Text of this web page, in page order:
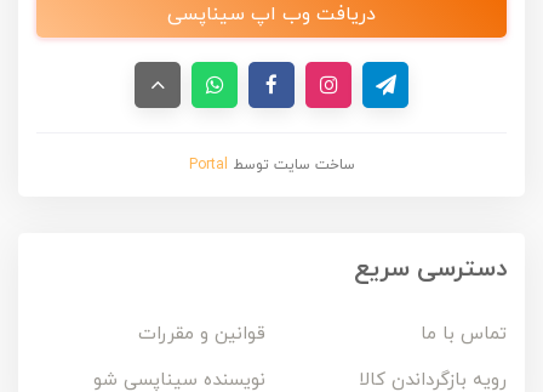
دریافت وب اپ سیناپسی
ساخت سایت توسط Portal
دسترسی سریع
تماس با ما
قوانین و مقررات
رویه بازگرداندن کالا
نویسنده سیناپسی شو